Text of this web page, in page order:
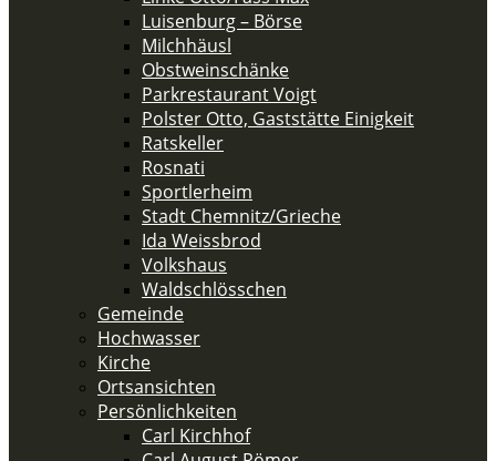
Luisenburg – Börse
Milchhäusl
Obstweinschänke
Parkrestaurant Voigt
Polster Otto, Gaststätte Einigkeit
Ratskeller
Rosnati
Sportlerheim
Stadt Chemnitz/Grieche
Ida Weissbrod
Volkshaus
Waldschlösschen
Gemeinde
Hochwasser
Kirche
Ortsansichten
Persönlichkeiten
Carl Kirchhof